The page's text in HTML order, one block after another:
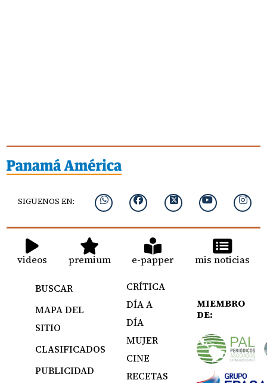
SIGUENOS EN:
videos premium e-papper mis noticias
BUSCAR
MAPA DEL
SITIO
CLASIFICADOS
PUBLICIDAD
CRÍTICA
DÍA A
DÍA
MUJER
CINE
RECETAS
MIEMBRO
DE: